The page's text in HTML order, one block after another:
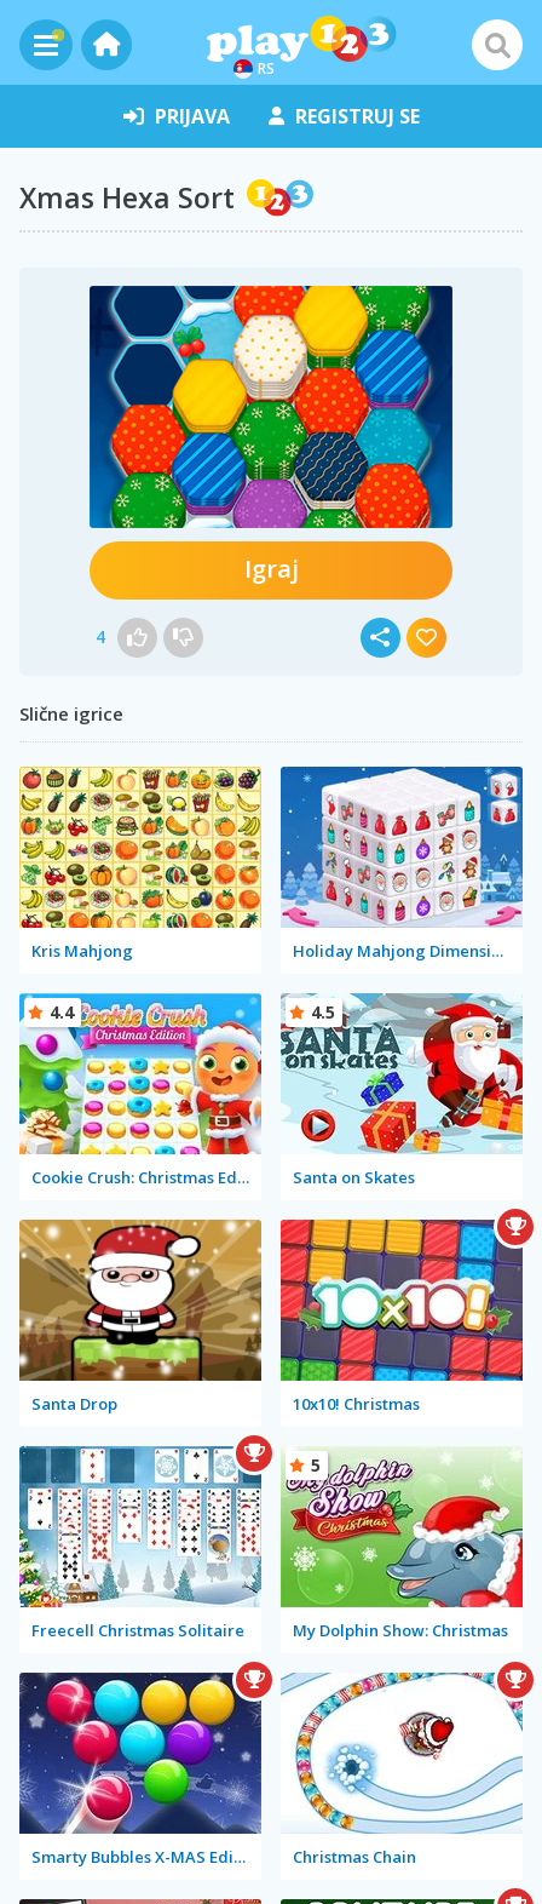
RS
PRIJAVA REGISTRUJ SE
Xmas Hexa Sort
Igraj
4
Slične igrice
Kris Mahjong Holiday Mahjong Dimensions
Cookie Crush: Christmas Edition
4.4
Santa on Skates
4.5
Santa Drop 10x10! Christmas
Freecell Christmas Solitaire My Dolphin Show: Christmas
5
Smarty Bubbles X-MAS Edition Christmas Chain